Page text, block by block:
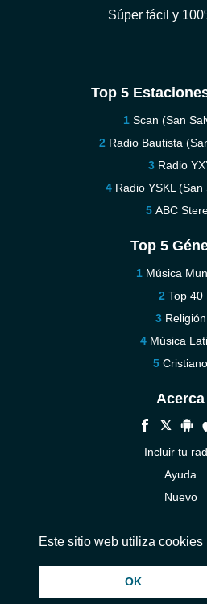
Súper fácil y
Top 5
Scan (San
Radio Bautista
Radio
Radio YSKL (San
ABC
Top 5
Música
Top 40
Religión
Música
Cristiano
Acerca
Incluir tu
Ayuda
Nuevo
© 2026 InstantAudio. Reservados todos los
Este sitio web utiliza cookies
OK